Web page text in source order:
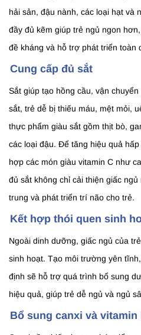
hải sản, đậu nành, các loại hạt và
đầy đủ kẽm giúp trẻ ngủ ngon
đề kháng và hỗ trợ phát triển toàn
Cung cấp đủ sắt
Sắt giúp tạo hồng cầu, vận
sắt, trẻ dễ bị thiếu máu, mệt mỏi,
thực phẩm giàu sắt gồm thịt bò,
các loại đậu. Để tăng hiệu quả
hợp các món giàu vitamin C như
đủ sắt không chỉ cải thiện giấc
trung và phát triển trí não cho trẻ.
Kết hợp thói quen sinh
Ngoài dinh dưỡng, giấc ngủ của
sinh hoạt. Tạo môi trường yên
định sẽ hỗ trợ quá trình bổ sung
hiệu quả, giúp trẻ dễ ngủ và ngủ
Bổ sung canxi và vitamin